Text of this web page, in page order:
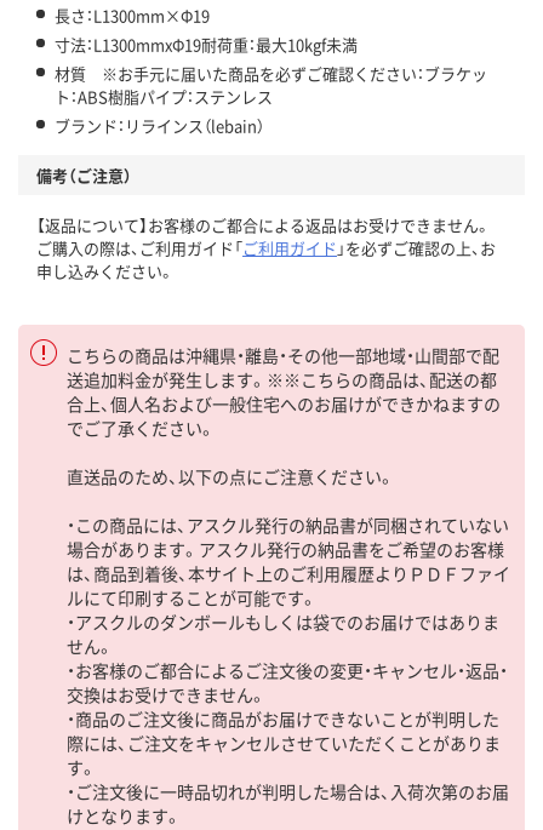
長さ：L1300mm×Φ19
寸法：L1300mmxΦ19耐荷重：最大10kgf未満
材質 ※お手元に届いた商品を必ずご確認ください：ブラケッ
ト：ABS樹脂パイプ：ステンレス
ブランド：リラインス（lebain）
備考（ご注意）
【返品について】お客様のご都合による返品はお受けできません。
ご購入の際は、ご利用ガイド「ご利用ガイド 」を必ずご確認の上、お
申し込みください。
こちらの商品は沖縄県・離島・その他一部地域・山間部で配
送追加料金が発生します。※※こちらの商品は、配送の都
合上、個人名および一般住宅へのお届けができかねますの
でご了承ください。
直送品のため、以下の点にご注意ください。
・この商品には、アスクル発行の納品書が同梱されていない
場合があります。アスクル発行の納品書をご希望のお客様
は、商品到着後、本サイト上のご利用履歴よりＰＤＦファイ
ルにて印刷することが可能です。
・アスクルのダンボールもしくは袋でのお届けではありま
せん。
・お客様のご都合によるご注文後の変更・キャンセル・返品・
交換はお受けできません。
・商品のご注文後に商品がお届けできないことが判明した
際には、ご注文をキャンセルさせていただくことがありま
す。
・ご注文後に一時品切れが判明した場合は、入荷次第のお届
けとなります。